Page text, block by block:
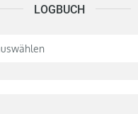
LOGBUCH Logbuch